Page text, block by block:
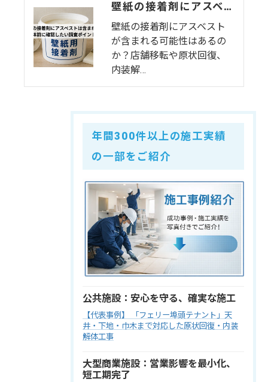
壁紙の接着剤にアスベストは含まれる？内装解体前に確認したい調査ポイントを解説
壁紙の接着剤にアスベスト
が含まれる可能性はあるの
か？店舗移転や原状回復、
内装解…
年間300件以上の施工実績
の一部をご紹介
公共施設：安心を守る、確実な施工
【代表事例】 「フェリー埠頭テナント」天
井・下地・巾木まで対応した原状回復・内装
解体工事
大型商業施設：営業影響を最小化、
短工期完了